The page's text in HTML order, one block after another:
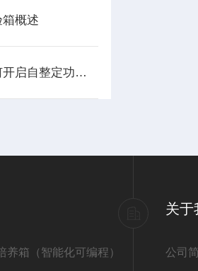
概述
鼓风干燥箱如何开启自整定功能？
养箱（智能化可编程）
关于
公司